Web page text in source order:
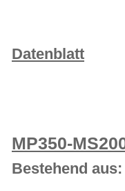
Datenblatt
MP350-
Bestehend aus: